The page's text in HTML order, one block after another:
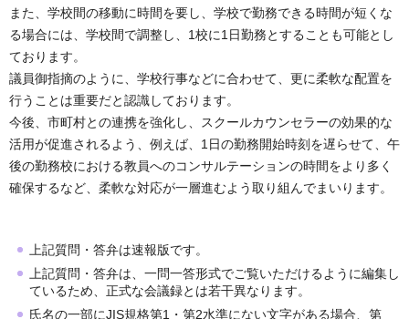
また、学校間の移動に時間を要し、学校で勤務できる時間が短くな
る場合には、学校間で調整し、1校に1日勤務とすることも可能とし
ております。
議員御指摘のように、学校行事などに合わせて、更に柔軟な配置を
行うことは重要だと認識しております。
今後、市町村との連携を強化し、スクールカウンセラーの効果的な
活用が促進されるよう、例えば、1日の勤務開始時刻を遅らせて、午
後の勤務校における教員へのコンサルテーションの時間をより多く
確保するなど、柔軟な対応が一層進むよう取り組んでまいります。
上記質問・答弁は速報版です。
上記質問・答弁は、一問一答形式でご覧いただけるように編集し
ているため、正式な会議録とは若干異なります。
氏名の一部にJIS規格第1・第2水準にない文字がある場合、第